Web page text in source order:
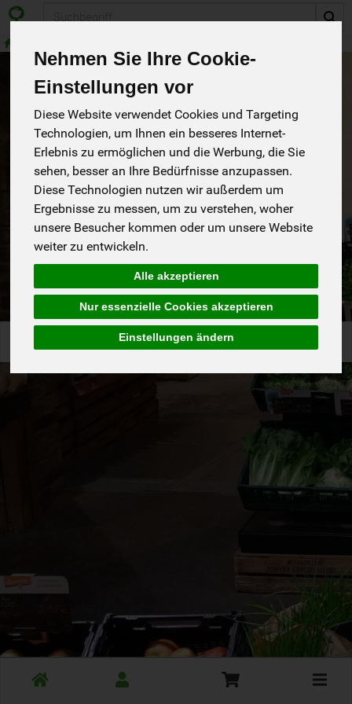
Nehmen Sie Ihre Cookie-
Einstellungen vor
Diese Website verwendet Cookies und Targeting
Technologien, um Ihnen ein besseres Internet-
Erlebnis zu ermöglichen und die Werbung, die Sie
sehen, besser an Ihre Bedürfnisse anzupassen.
Diese Technologien nutzen wir außerdem um
Ergebnisse zu messen, um zu verstehen, woher
unsere Besucher kommen oder um unsere Website
weiter zu entwickeln.
Alle akzeptieren
Nur essenzielle Cookies akzeptieren
Einstellungen ändern
Produkte Kühlprodukte
Produkt "Putenfiletstreifen" nicht
verfügbar.
Das von Ihnen gesuchte Produkt ist leider zur Zeit nicht
verfügbar.
© 2026 Biokiste24.de
Toggle